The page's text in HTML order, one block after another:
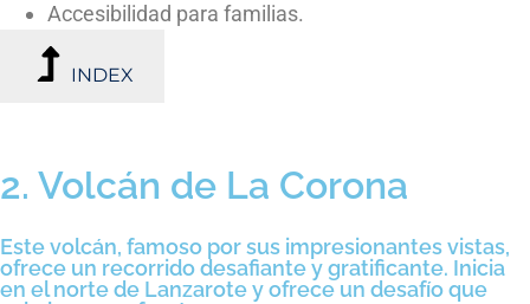
Accesibilidad para familias.
INDEX
2. Volcán de La Corona
Este volcán, famoso por sus impresionantes vistas,
ofrece un recorrido desafiante y gratificante. Inicia
en el norte de Lanzarote y ofrece un desafío que